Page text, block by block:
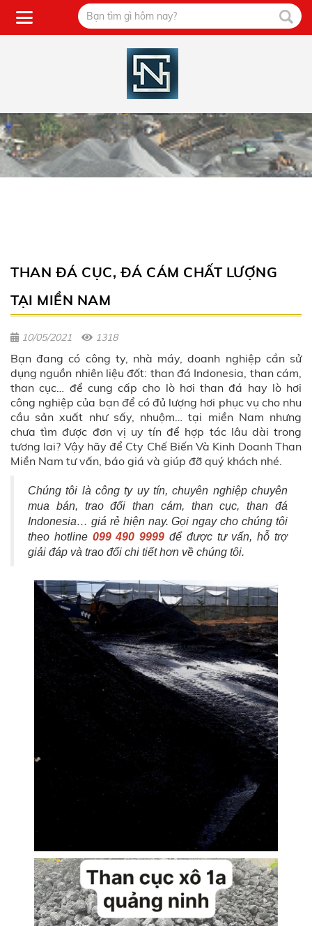
THAN ĐÁ CỤC, ĐÁ CÁM CHẤT LƯỢNG
TẠI MIỀN NAM
10/05/2021 1318
Bạn đang có công ty, nhà máy, doanh nghiệp cần sử
dụng nguồn nhiên liệu đốt: than đá Indonesia, than cám,
than cục… để cung cấp cho lò hơi than đá hay lò hơi
công nghiệp của bạn để có đủ lượng hơi phục vụ cho nhu
cầu sản xuất như sấy, nhuộm… tại miền Nam nhưng
chưa tìm được đơn vị uy tín để hợp tác lâu dài trong
tương lai? Vậy hãy để Cty Chế Biến Và Kinh Doanh Than
Miền Nam tư vấn, báo giá và giúp đỡ quý khách nhé.
Chúng tôi là công ty uy tín, chuyên nghiệp chuyên
mua bán, trao đổi than cám, than cục, than đá
Indonesia… giá rẻ hiện nay. Gọi ngay cho chúng tôi
theo hotline 099 490 9999 để được tư vấn, hỗ trợ
giải đáp và trao đổi chi tiết hơn về chúng tôi.